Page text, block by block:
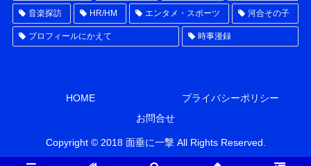
音楽探訪 HR/HM エンタメ・スポーツ 河合その子
プロフィールにかえて 時事漫録
HOME
プライバシーポリシー
お問合せ
Copyright © 2018 面垂に一撃 All Rights Reserved.